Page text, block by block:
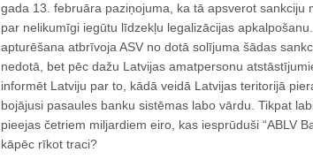
gada 13. februāra paziņojuma, ka tā apsverot sankciju
par nelikumīgi iegūtu līdzekļu legalizācijas
apturēšana atbrīvoja ASV no dotā solījuma šādas
nedotā, bet pēc dažu Latvijas amatpersonu
informēt Latviju par to, kādā veidā Latvijas teritorijā
bojājusi pasaules banku sistēmas labo vārdu. Tikpat
pieejas četriem miljardiem eiro, kas iesprūduši “ABLV
kāpēc rīkot traci?